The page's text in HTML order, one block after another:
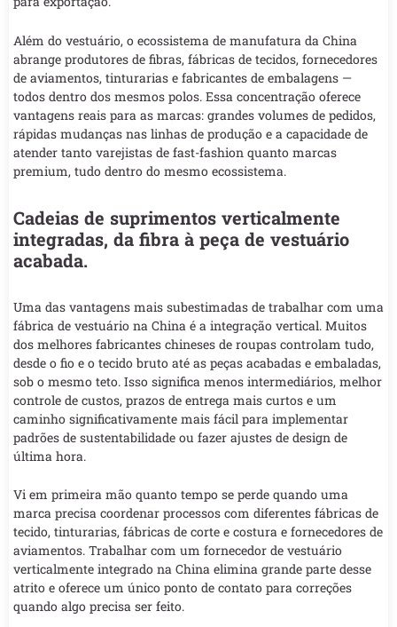
Além do vestuário, o ecossistema de manufatura da China
abrange produtores de fibras, fábricas de tecidos, fornecedores
de aviamentos, tinturarias e fabricantes de embalagens —
todos dentro dos mesmos polos. Essa concentração oferece
vantagens reais para as marcas: grandes volumes de pedidos,
rápidas mudanças nas linhas de produção e a capacidade de
atender tanto varejistas de fast-fashion quanto marcas
premium, tudo dentro do mesmo ecossistema.
Cadeias de suprimentos verticalmente
integradas, da fibra à peça de vestuário
acabada.
Uma das vantagens mais subestimadas de trabalhar com uma
fábrica de vestuário na China é a integração vertical. Muitos
dos melhores fabricantes chineses de roupas controlam tudo,
desde o fio e o tecido bruto até as peças acabadas e embaladas,
sob o mesmo teto. Isso significa menos intermediários, melhor
controle de custos, prazos de entrega mais curtos e um
caminho significativamente mais fácil para implementar
padrões de sustentabilidade ou fazer ajustes de design de
última hora.
Vi em primeira mão quanto tempo se perde quando uma
marca precisa coordenar processos com diferentes fábricas de
tecido, tinturarias, fábricas de corte e costura e fornecedores de
aviamentos. Trabalhar com um fornecedor de vestuário
verticalmente integrado na China elimina grande parte desse
atrito e oferece um único ponto de contato para correções
quando algo precisa ser feito.